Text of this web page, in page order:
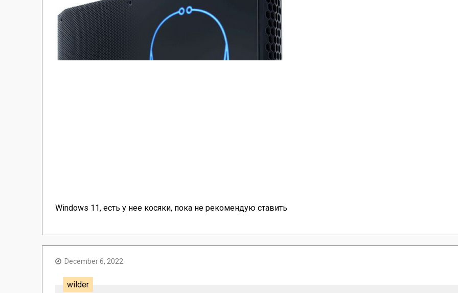
Windows 11, есть у нее косяки, пока не рекомендую ставить
December 6, 2022
wilder